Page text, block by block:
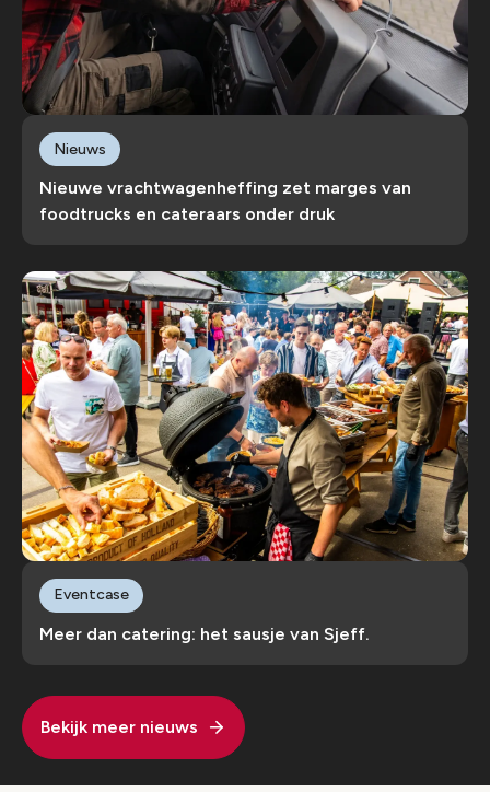
Nieuwe vrachtwagenheffing zet marges van
foodtrucks en cateraars onder druk
Nieuws
Meer dan catering: het sausje van Sjeff.
Eventcase
Bekijk meer nieuws